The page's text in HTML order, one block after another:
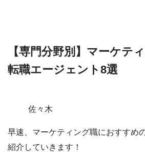
【専門分野別】マーケテ
転職エージェント8選
佐々木
早速、 マーケティング職におすすめ
紹介していきます！